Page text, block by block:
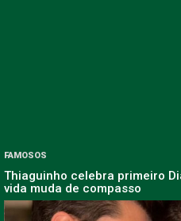
FAMOSOS
Thiaguinho celebra primeiro
vida muda de compasso